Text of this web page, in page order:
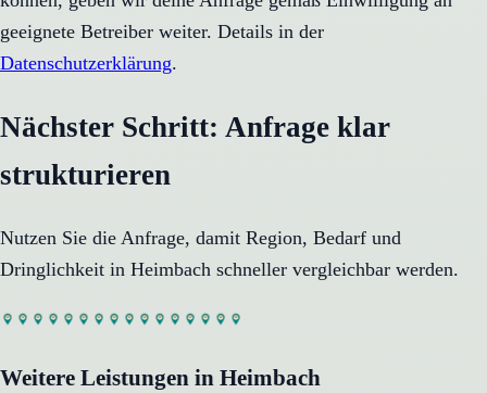
geeignete Betreiber weiter. Details in der
Datenschutzerklärung.
Nächster Schritt: Anfrage klar
strukturieren
Nutzen Sie die Anfrage, damit Region, Bedarf und
Dringlichkeit in Heimbach schneller vergleichbar werden.
Weitere Leistungen in Heimbach